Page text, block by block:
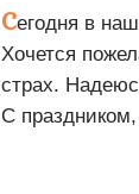
Сегодня в
Хочется
страх.
С